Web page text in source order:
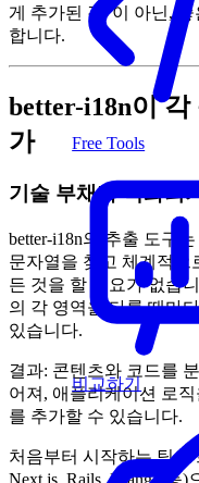
Free Tools
비교하기
게 추가된 것"이 아닌,
합니다.
better-i18n이
가
기술 부채가 악화되
better-i18n의 추출 도구
문자열을 찾고 체계적으
든 것을 할 필요가 없습
의 각 영역을 다룰 때마
있습니다.
결과: 콘텐츠와 코드를
어져, 애플리케이션 로
를 추가할 수 있습니다.
처음부터 시작하는 팀은